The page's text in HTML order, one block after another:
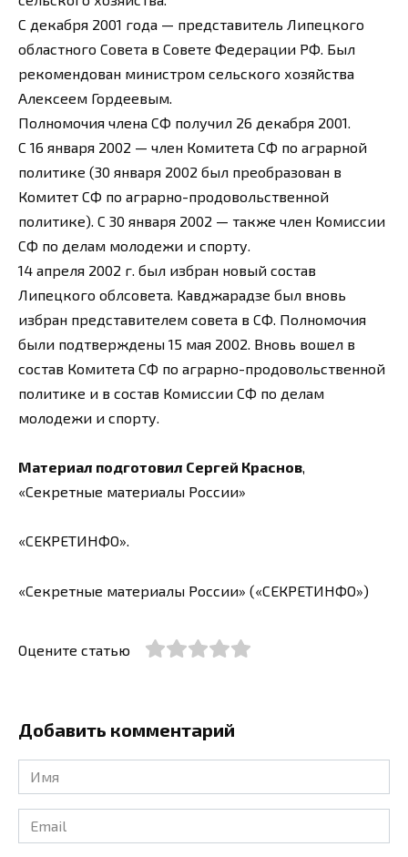
С декабря 2001 года — представитель Липецкого
областного Совета в Совете Федерации РФ. Был
рекомендован министром сельского хозяйства
Алексеем Гордеевым.
Полномочия члена СФ получил 26 декабря 2001.
С 16 января 2002 — член Комитета СФ по аграрной
политике (30 января 2002 был преобразован в
Комитет СФ по аграрно-продовольственной
политике). С 30 января 2002 — также член Комиссии
СФ по делам молодежи и спорту.
14 апреля 2002 г. был избран новый состав
Липецкого облсовета. Кавджарадзе был вновь
избран представителем совета в СФ. Полномочия
были подтверждены 15 мая 2002. Вновь вошел в
состав Комитета СФ по аграрно-продовольственной
политике и в состав Комиссии СФ по делам
молодежи и спорту.
Материал подготовил Сергей Краснов,
«Секретные материалы России»
«СЕКРЕТИНФО».
«Секретные материалы России» («СЕКРЕТИНФО»)
Оцените статью
Добавить комментарий
Имя
*
Email
*